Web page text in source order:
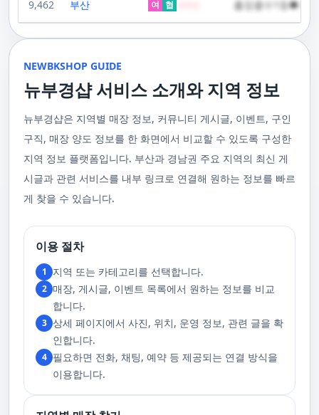
기 위해 부경샵은 계속해서 훌륭한 관리사들을 모집하고 있답니다. 부산 출
장을 원하실 때는 언제든지 후불제로 예약하실 수 있어요, 이점 참고해주세
요. 사전에 예약하시면 더욱 쾌적한 부산 러시아 홈케어 서비스를 경험하실
대한 많은 관심 덕분에, 부경샵은 필요한 요구 사항들을 간단하게 필수적인
것들로 정리했어요. 이 가이드라인을 따라주시면, 서비스 이용 중에 문제가
생기지 않을 거예요. 첫째로, 너무 많은 알코올을 섭취해 만취 상태일 경우에
게 좋아요.서비스 당일에는 부경샵과의 원활한 의사소통이 중요해요, 그래
서 공중전화나 발신 제한으로는 연락이 어려워요. 또한, 자주 예약을 취소하
거나 예약 없이 나타나지 않는 경우, 앞으로 예약하기가 어려워질 수 있으니
가격으로 경험해 보세요.터치 -> 부경샵 홈페이지 터치 -> 더욱 새로워진 뉴
부경샵 홈페이지 터치 -> 부경샵앱 다운로드 - Google Play
100,000원일본인 관리사 스웨디시 VIP 코스 60분에 70,000원, 90분에
원 코스에 대한 궁금증이 있으시다면, 전화를 통한 상담을 추천드립니다.
부산 일본인 홈케어는 대면 서비스의 특성상, 직접 통화를 통한 문의와 예약
시면, 부경샵은 그에 최적화된 서비스를 제공하기 위해 최선을 다할 것입니
다. 언제든지 필요하실 때, 편리한 상담과 지원이 준비되어 있으니 주저하지
마시고 연락 주세요. 부산 일본인 홈케어 이용 방법에 대해서는, 서비스의
핵심은 바로 고객님의 현재 위치에서 직접 찾아가는 것입니다. 이 방식을 통
등, 자신만의 공간에서 편안한 맞춤형 마사지를 받으실 수 있습니다. 최근
한 마사지 서비스를 제공하기 위해 노력하고 있습니다. 부경샵의 주된 목적
은 고객님들이 긴장을 해소하고 새로운 활력을 얻을 수 있는 피난처를 마련
하는 것입니다. 또한, 부경샵 한국과 태국, 일본에서 온 관리사 중 선택이 가
능하며, 다른 곳에서 찾아볼 수 없는 독특한 기술과 마음가짐을 가진 관리사
를 자랑합니다. 이러한 품질은 비교할 수 없는 수준입니다. 서비스의 질을
더욱 높이기 위해, 부경샵은 지속적으로 우수한 일본인 관리사를 모집 중입
서비스를 경험하실 수 있습니다. 마지막으로 부산 일본인 홈케어 서비스를
이용하시기 전에, 아래 주의사항을 상세히 확인하시고 예약을 진행해 주시
기 바랍니다. 부경샵 서비스에 대한 높은 수요를 감안하여, 이용 요건을 간
소화하여 필수적인 사항으로 명시했습니다. 이 가이드라인을 따르시면, 서
비스 이용 중 문제가 발생하지 않을 것입니다. 특히, 과도한 알코올 섭취로
인해 만취 상태에서는 서비스 이용에 제한을 두고 있음을 명확히 합니다. 이
러한 상태에서는 다음 기회에 이용해 주시길 부탁드립니다. 서비스 도착 시
원활한 의사소통이 이루어질 수 있도록, 저희와의 연락이 반드시 가능해야
합니다. 이에 공중전화 사용이나 발신 번호 표시 제한으로의 통화는 받지 않
고 있습니다. 또한, 자주 발생하는 예약 취소나 무단으로 예약을 취소할 경
우, 향후 서비스 예약에 제약이 생길 수 있음을 알려드립니다. 시간을 효율적
으로 사용하며, 합리적인 가격으로 부경샵만의 특별한 경험을 하실 수 있습
회복에 도움을 줍니다. 스트레스 해소와 이완에도 탁월하여, 많은 사람들이
정기적으로 받는 마사지입니다.2. 타이 마사지 타이 마사지는 동양의 전통
적인 마사지 방법으로, 신체의 스트레칭과 압력 포인트를 조합하여 신체의
균형을 맞추는 데 중점을 둡니다. 이 마사지는 유연성을 증진시키고 근육의
사지는 신체의 긴장을 풀어주고, 스트레스를 감소시키며, 전반적인 신체 기
서 유래한 마사지 방법으로, 의자에 앉은 상태에서 받을 수 있어 사무실이나
집에서도 쉽게 즐길 수 있습니다. 이 마사지는 특히 허리와 어깨의 피로를 해
소하는 데 효과적이며, 신체의 전반적인 이완을 도와 스트레스 감소에 도움
을 줍니다. 샤이츠 마사지는 짧은 시간에 효과적인 이완을 제공하여, 바쁜 일
상 속에서 짧은 휴식을 필요로 하는 현대인에게 적합합니다.4. 발 마사지 발
마사지는 발과 발목을 중심으로 이루어지는 마사지로, 신체의 균형을 유지
하고 전반적인 피로를 풀어주는 데 중점을 둡니다. 이 마사지는 발의 압력점
을 개선합니다. 발 마사지는 특히 장시간 서 있거나 걷는 일이 많은 사람들에
게 추천되며, 발의 피로 뿐만 아니라 전체적인 신체의 건강과 웰빙에도 긍정
적인 영향을 줍니다.부경샵 앱을 통해 부산 남포동 지역의 고객들은 이러한
춤형 서비스를 즐길 수 있습니다.출장마사지는 부경샵 ↓↓↓ 클릭
https://bkshop.kr/더욱 새로워진 출장마사지 뉴부경샵↓↓↓ 클릭
https://newbkshop.com/출장마사지 부경샵앱 다운로드↓↓↓ 클릭
https://play.google.com/store/apps/details?
고 있습니다. 친절한 상담원이 여러분의 마사지 능력을 평가하고, 여러분에
울 수 있는 이런 부경샵에서 예약하시는 것을 추천드립니다.때론, 그냥 누워
부산꿀통 디시에서 제공하는 서비스는 여러분에게 새로운 힐링의 기회를 제
사지는 여러분의 체질 개선, 스트레스 해소, 마음의 안정 등 다양한 효능을
가져다줍니다. 이와 같이 부산꿀통 디시의 마사지는 여러분의 건강을 지키
간을 가질 수 있게 해줍니다. 그리고 이런 부산꿀통 디시의 서비스를 편리하
게 예약하고 이용할 수 있게 도와주는 '부경샵' 어플은 부산과 경남 지역에서
최고의 마사지 어플로 추천받고 있습니다. 복잡한 예약 과정 없이, 부담 없이
부산꿀통 디시의 서비스를 이용하려는 분들께 부경샵 어플을 강력히 추천드
립니다.여러분의 건강과 힐링을 위해, 부산꿀통 디시와 부경샵이 함께하며,
모든 고민과 걱정 속에서 여러분을 위로하고 도와드리겠습니다. 부산꿀통
부산꿀통 디시의 건강한 마사지와 쾌적한 분위기 속에서 행복과 건강을 찾
9,462
부산 여 협
출장콜수1등●하
주급
NEWBKSHOP GUIDE
뉴부경샵 서비스 소개와 지역 정보
뉴부경샵은 지역별 매장 정보, 커뮤니티 게시글, 이벤트, 구인
구직, 매장 양도 정보를 한 화면에서 비교할 수 있도록 구성한
지역 정보 플랫폼입니다. 부산과 경남권 주요 지역의 최신 게
시글과 관련 서비스를 내부 링크로 연결해 원하는 정보를 빠르
게 찾을 수 있습니다.
이용 절차
1 지역 또는 카테고리를 선택합니다.
2 매장, 게시글, 이벤트 목록에서 원하는 정보를 비교
합니다.
3 상세 페이지에서 사진, 위치, 운영 정보, 관련 글을 확
인합니다.
4 필요하면 전화, 채팅, 예약 등 제공되는 연결 방식을
이용합니다.